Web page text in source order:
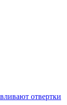
отвертки